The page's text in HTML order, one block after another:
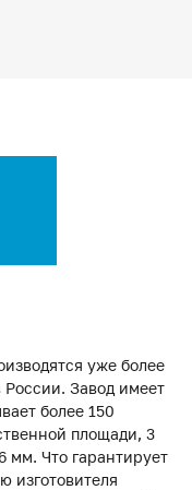
уже более
России. Завод имеет
более 150
площади, 3
мм. Что гарантирует
изготовителя